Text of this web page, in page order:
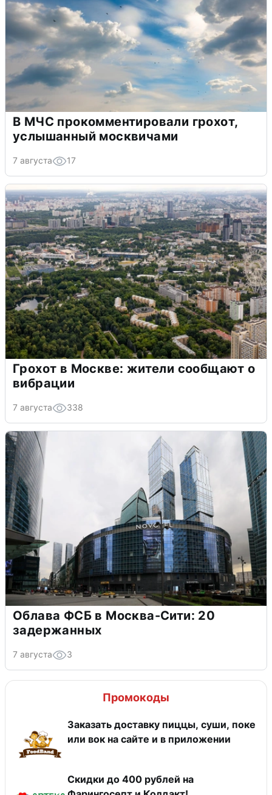
В МЧС прокомментировали грохот,
услышанный москвичами
7 августа 17
Грохот в Москве: жители сообщают о
вибрации
7 августа 338
Облава ФСБ в Москва-Сити: 20
задержанных
7 августа 3
Промокоды
Заказать доставку пиццы, суши, поке
или вок на сайте и в приложении
Скидки до 400 рублей на